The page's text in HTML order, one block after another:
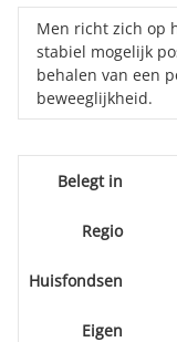
Men richt zich op
stabiel mogelijk
behalen van een
beweeglijkheid.
Belegt in
Regio
Huisfondsen
Eigen